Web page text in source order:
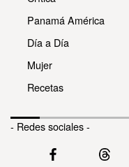
Panamá América
Día a Día
Mujer
Recetas
- Redes sociales -